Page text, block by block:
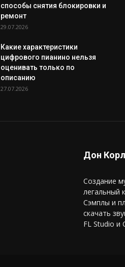
способы снятия блокировки и
ремонт
29.07.2026
Какие характеристики
цифрового пианино нельзя
оценивать только по
описанию
27.07.2026
Дон
Создание
легальный
Сэмплы и
скачать
FL Studio и